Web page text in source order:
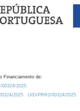
Financiamento de:
2025.
2025
UID/PRR2/00324/2025